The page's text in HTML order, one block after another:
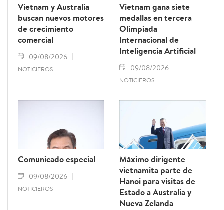
Vietnam y Australia
buscan nuevos motores
de crecimiento
comercial
09/08/2026
NOTICIEROS
Vietnam gana siete
medallas en tercera
Olimpiada
Internacional de
Inteligencia Artificial
09/08/2026
NOTICIEROS
Comunicado especial
09/08/2026
NOTICIEROS
Máximo dirigente
vietnamita parte de
Hanoi para visitas de
Estado a Australia y
Nueva Zelanda